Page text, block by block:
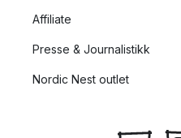
Affiliate
Presse & Journalistikk
Nordic Nest outlet